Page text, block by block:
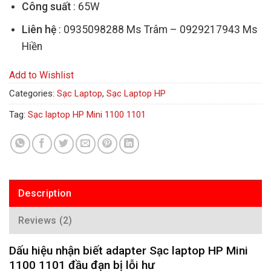
Công suất: 65W
Liên hệ: 0935098288 Ms Trâm – 0929217943 Ms
Hiền
Add to Wishlist
Categories: Sạc Laptop, Sạc Laptop HP
Tag: Sạc laptop HP Mini 1100 1101
Description
Reviews (2)
Dấu hiệu nhận biết adapter Sạc laptop HP Mini
1100 1101 đầu đạn bị lỗi hư